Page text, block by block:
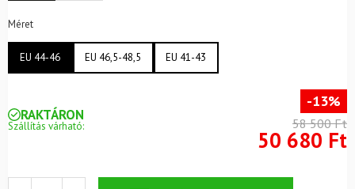
Méret
EU 44-46 EU 46,5-48,5 EU 41-43
RAKTÁRON
Szállítás várható:
-13%
58 500 Ft
50 680 Ft